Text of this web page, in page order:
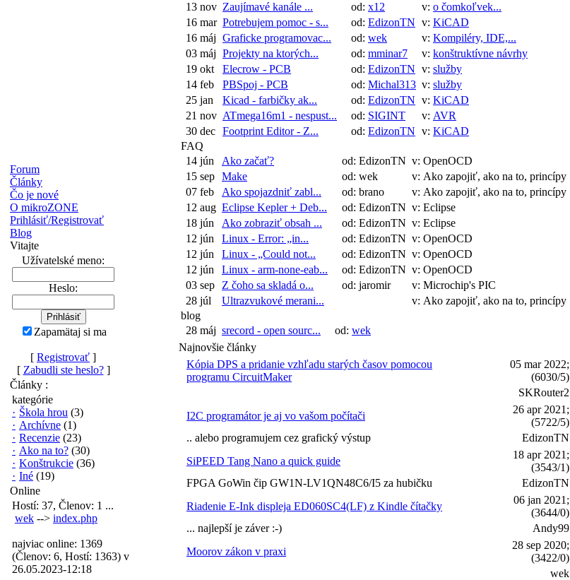
Forum
Články
Čo je nové
O mikroZONE
Prihlásiť/Registrovať
Blog
Vitajte
Užívatelské meno:
Heslo:
Zapamätaj si ma
[ Registrovať ]
[ Zabudli ste heslo?]
Články :
kategórie
· Škola hrou (3)
· Archívne (1)
· Recenzie (23)
· Ako na to? (30)
· Konštrukcie (36)
· Iné (19)
Online
Hostí: 37, Členov: 1 ...
wek --> index.php
najviac online: 1369
(Členov: 6, Hostí: 1363) v
26.05.2023-12:18
13 nov Zaujímavé kanále ... od: x12 v: o čomkoľvek...
16 mar Potrebujem pomoc - s... od: EdizonTN v: KiCAD
16 máj Graficke programovac... od: wek v: Kompiléry, IDE,...
03 máj Projekty na ktorých... od: mminar7 v: konštruktívne návrhy
19 okt
Elecrow - PCB od: EdizonTN v: služby
14 feb
PBSpoj - PCB od: Michal313 v: služby
25 jan
Kicad - farbičky ak... od: EdizonTN v: KiCAD
21 nov ATmega16m1 - nespust... od: SIGINT v: AVR
30 dec Footprint Editor - Z... od: EdizonTN v: KiCAD
FAQ
14 jún
Ako začať? od: EdizonTN v: OpenOCD
15 sep Make od: wek
v: Ako zapojiť, ako na to, princípy
07 feb
Ako spojazdniť zabl... od: brano
v: Ako zapojiť, ako na to, princípy
12 aug Eclipse Kepler + Deb... od: EdizonTN v: Eclipse
18 jún
Ako zobraziť obsah ... od: EdizonTN v: Eclipse
12 jún
Linux - Error: „in... od: EdizonTN v: OpenOCD
12 jún
Linux - „Could not... od: EdizonTN v: OpenOCD
12 jún
Linux - arm-none-eab... od: EdizonTN v: OpenOCD
03 sep
Z čoho sa skladá o... od: jaromir
v: Microchip's PIC
28 júl
Ultrazvukové merani...
v: Ako zapojiť, ako na to, princípy
blog
28 máj srecord - open sourc... od: wek
Najnovšie články
Kópia DPS a pridanie vzhľadu starých časov pomocou
programu CircuitMaker
05 mar 2022;
(6030/5)
SKRouter2
I2C programátor je aj vo vašom počítači
26 apr 2021;
(5722/5)
.. alebo programujem cez grafický výstup
EdizonTN
SiPEED Tang Nano a quick guide
18 apr 2021;
(3543/1)
FPGA GoWin čip GW1N-LV1QN48C6/I5 za hubičku
EdizonTN
Riadenie E-Ink displeja ED060SC4(LF) z Kindle čítačky
06 jan 2021;
(3644/0)
... najlepší je záver :-)
Andy99
Moorov zákon v praxi
28 sep 2020;
(3422/0)
wek